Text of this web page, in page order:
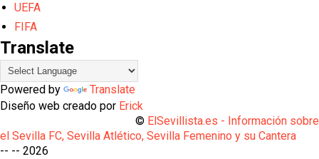
UEFA
FIFA
Translate
Powered by
Translate
Diseño web creado por Erick
© ElSevillista.es - Información sobre
el Sevilla FC, Sevilla Atlético, Sevilla Femenino y su Cantera
-- -- 2026